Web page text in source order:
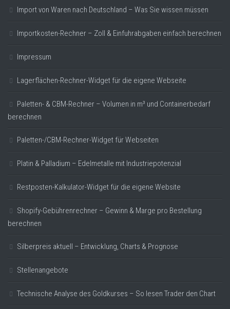
Import von Waren nach Deutschland – Was Sie wissen müssen
Importkosten-Rechner – Zoll & Einfuhrabgaben einfach berechnen
Impressum
Lagerflächen-Rechner-Widget für die eigene Webseite
Paletten- & CBM-Rechner – Volumen in m³ und Containerbedarf
berechnen
Paletten-/CBM-Rechner-Widget für Webseiten
Platin & Palladium – Edelmetalle mit Industriepotenzial
Restposten-Kalkulator-Widget für die eigene Website
Shopify-Gebührenrechner – Gewinn & Marge pro Bestellung
berechnen
Silberpreis aktuell – Entwicklung, Charts & Prognose
Stellenangebote
Technische Analyse des Goldkurses – So lesen Trader den Chart